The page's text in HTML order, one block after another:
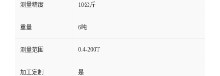
测量精度 10公斤
重量 6吨
测量范围 0.4-200T
加工定制 是